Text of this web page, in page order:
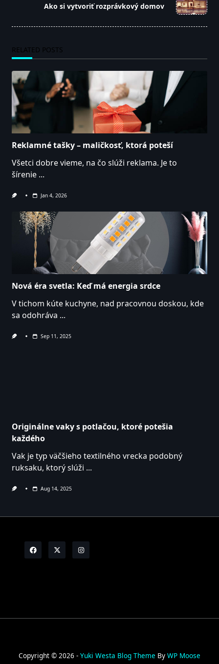
text">Page</span>
Ako si vytvoriť rozprávkový domov
RELATED POSTS
Reklamné tašky – maličkosť, ktorá poteší
Všetci dobre vieme, na čo slúži reklama. Je to
šírenie ...
Jan 4, 2026
Nová éra svetla: Keď má energia srdce
V tichom kúte kuchyne, nad pracovnou doskou, kde
sa odohráva ...
Sep 11, 2025
Originálne vaky s potlačou, ktoré potešia
každého
Vak je typ väčšieho textilného vrecka podobný
ruksaku, ktorý slúži ...
Aug 14, 2025
Copyright © 2026 - Yuki Westa Blog Theme By WP Moose